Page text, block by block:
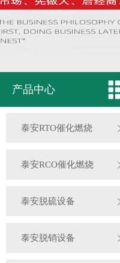
产品中心
泰安RTO催化燃烧
泰安RCO催化燃烧
泰安脱硫设备
泰安脱销设备